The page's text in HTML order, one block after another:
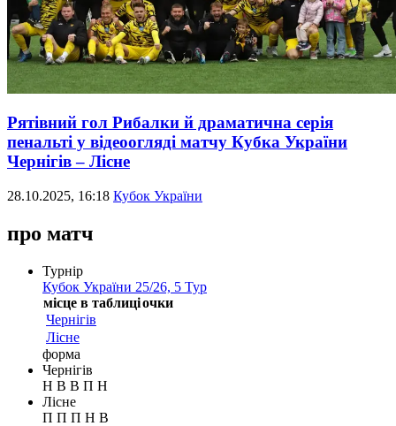
Рятівний гол Рибалки й драматична серія
пенальті у відеоогляді матчу Кубка України
Чернігів – Лісне
28.10.2025, 16:18 Кубок України
про матч
Турнір
Кубок України 25/26, 5 Тур
місце в таблиціочки
Чернігів
Лісне
форма
Чернігів
Н В В П Н
Лісне
П П П Н В